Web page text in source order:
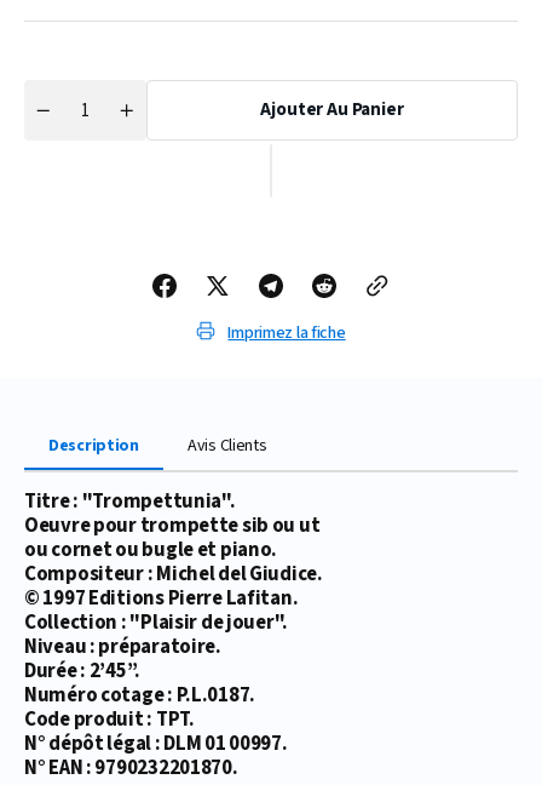
Réduire
Quantité
Augmenter
Ajouter Au Panier
Imprimez la fiche
Description Avis Clients
Titre : "Trompettunia".
Oeuvre pour trompette sib ou ut
ou cornet ou bugle et piano.
Compositeur : Michel del Giudice.
© 1997 Editions Pierre Lafitan.
Collection : "Plaisir de jouer".
Niveau : préparatoire.
Durée : 2’45’’.
Numéro cotage : P.L.0187.
Code produit : TPT.
N° dépôt légal : DLM 01 00997.
N° EAN : 9790232201870.